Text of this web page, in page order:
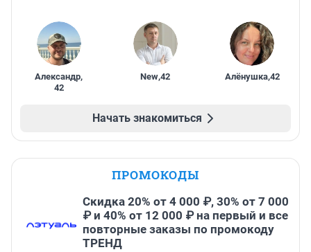
Александр,
42
New,42 Алёнушка,42
Начать знакомиться
ПРОМОКОДЫ
Скидка 20% от 4 000 ₽, 30% от 7 000
₽ и 40% от 12 000 ₽ на первый и все
повторные заказы по промокоду
ТРЕНД